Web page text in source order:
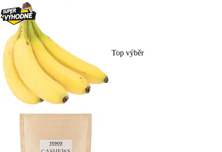
Top výběr